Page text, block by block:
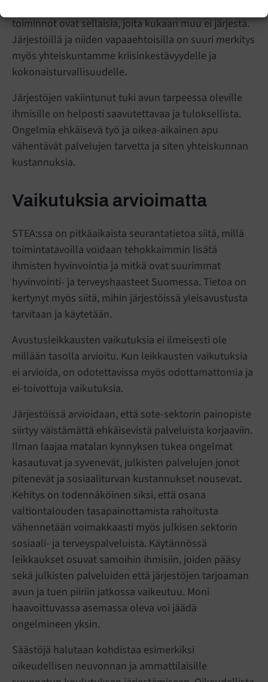
toiminnot ovat sellaisia, joita kukaan muu ei järjestä.
Järjestöillä ja niiden vapaaehtoisilla on suuri merkitys
myös yhteiskuntamme kriisinkestävyydelle ja
kokonaisturvallisuudelle.
Järjestöjen vakiintunut tuki avun tarpeessa oleville
ihmisille on helposti saavutettavaa ja tuloksellista.
Ongelmia ehkäisevä työ ja oikea-aikainen apu
vähentävät palvelujen tarvetta ja siten yhteiskunnan
kustannuksia.
Vaikutuksia arvioimatta
STEA:ssa on pitkäaikaista seurantatietoa siitä, millä
toimintatavoilla voidaan tehokkaimmin lisätä
ihmisten hyvinvointia ja mitkä ovat suurimmat
hyvinvointi- ja terveyshaasteet Suomessa. Tietoa on
kertynyt myös siitä, mihin järjestöissä yleisavustusta
tarvitaan ja käytetään.
Avustusleikkausten vaikutuksia ei ilmeisesti ole
millään tasolla arvioitu. Kun leikkausten vaikutuksia
ei arvioida, on odotettavissa myös odottamattomia ja
ei-toivottuja vaikutuksia.
Järjestöissä arvioidaan, että sote-sektorin painopiste
siirtyy väistämättä ehkäisevistä palveluista korjaaviin.
Ilman laajaa matalan kynnyksen tukea ongelmat
kasautuvat ja syvenevät, julkisten palvelujen jonot
pitenevät ja sosiaaliturvan kustannukset nousevat.
Kehitys on todennäköinen siksi, että osana
valtiontalouden tasapainottamista rahoitusta
vähennetään voimakkaasti myös julkisen sektorin
sosiaali- ja terveyspalveluista. Käytännössä
leikkaukset osuvat samoihin ihmisiin, joiden pääsy
sekä julkisten palveluiden että järjestöjen tarjoaman
avun ja tuen piiriin jatkossa vaikeutuu. Moni
haavoittuvassa asemassa oleva voi jäädä
ongelmineen yksin.
Säästöjä halutaan kohdistaa esimerkiksi
oikeudellisen neuvonnan ja ammattilaisille